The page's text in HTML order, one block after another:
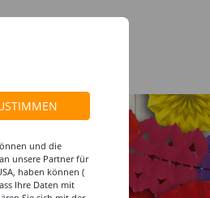
und die
unsere Partner für
haben können (
Ihre Daten mit